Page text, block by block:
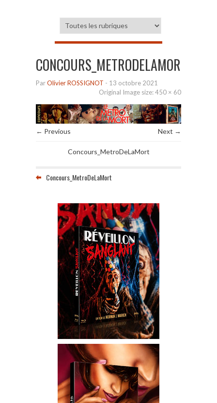
CONCOURS_METRODELAMORT
ParOlivier ROSSIGNOT - 13 octobre 2021
Original Image size:450 × 60
← Previous Next →
Concours_MetroDeLaMort
Concours_MetroDeLaMort